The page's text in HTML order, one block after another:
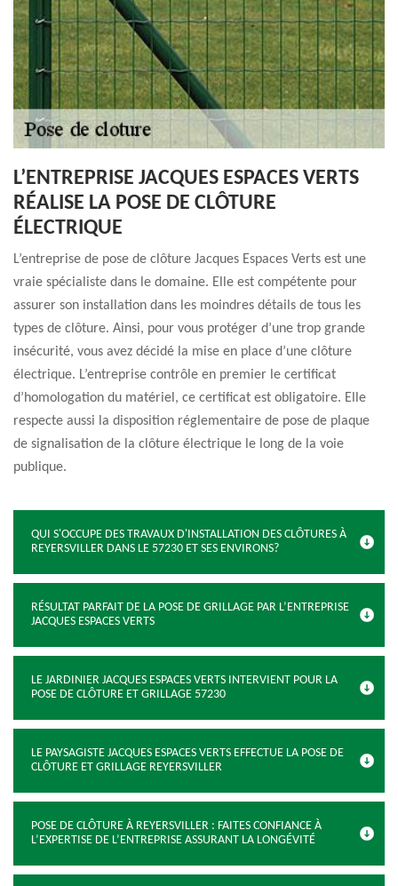
L’ENTREPRISE JACQUES ESPACES VERTS
RÉALISE LA POSE DE CLÔTURE
ÉLECTRIQUE
L’entreprise de pose de clôture Jacques Espaces Verts est une
vraie spécialiste dans le domaine. Elle est compétente pour
assurer son installation dans les moindres détails de tous les
types de clôture. Ainsi, pour vous protéger d’une trop grande
insécurité, vous avez décidé la mise en place d’une clôture
électrique. L’entreprise contrôle en premier le certificat
d’homologation du matériel, ce certificat est obligatoire. Elle
respecte aussi la disposition réglementaire de pose de plaque
de signalisation de la clôture électrique le long de la voie
publique.
QUI S'OCCUPE DES TRAVAUX D'INSTALLATION DES CLÔTURES À
REYERSVILLER DANS LE 57230 ET SES ENVIRONS?
RÉSULTAT PARFAIT DE LA POSE DE GRILLAGE PAR L’ENTREPRISE
JACQUES ESPACES VERTS
LE JARDINIER JACQUES ESPACES VERTS INTERVIENT POUR LA
POSE DE CLÔTURE ET GRILLAGE 57230
LE PAYSAGISTE JACQUES ESPACES VERTS EFFECTUE LA POSE DE
CLÔTURE ET GRILLAGE REYERSVILLER
POSE DE CLÔTURE À REYERSVILLER : FAITES CONFIANCE À
L’EXPERTISE DE L’ENTREPRISE ASSURANT LA LONGÉVITÉ